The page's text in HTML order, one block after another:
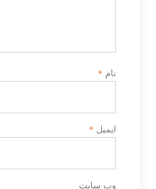
نام *
ایمیل *
وب‌ سایت